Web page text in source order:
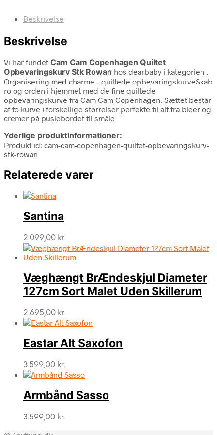
Beskrivelse
Beskrivelse
Vi har fundet Cam Cam Copenhagen Quiltet
Opbevaringskurv Stk Rowan hos dearbaby i kategorien .
Organisering med charme – quiltede opbevaringskurveSkab
ro og orden i hjemmet med de fine quiltede
opbevaringskurve fra Cam Cam Copenhagen. Sættet består
af to kurve i forskellige størrelser perfekte til alt fra bleer og
cremer på puslebordet til småle
Yderlige produktinformationer:
Produkt id: cam-cam-copenhagen-quiltet-opbevaringskurv-
stk-rowan
Relaterede varer
Santina
2.099,00 kr.
Væghængt BrÆndeskjul Diameter
127cm Sort Malet Uden Skillerum
2.695,00 kr.
Eastar Alt Saxofon
3.599,00 kr.
Armbånd Sasso
3.599,00 kr.